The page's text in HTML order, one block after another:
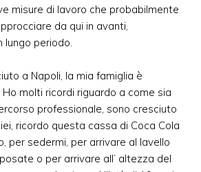
misure di lavoro che probabilmente
da qui in avanti,
lungo periodo.
a Napoli, la mia famiglia è
molti ricordi riguardo a come sia
professionale, sono cresciuto
ricordo questa cassa di Coca Cola
per sedermi, per arrivare al lavello
o per arrivare all’ altezza del